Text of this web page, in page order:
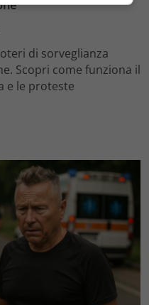
di sorveglianza
Scopri come funziona il
e le proteste